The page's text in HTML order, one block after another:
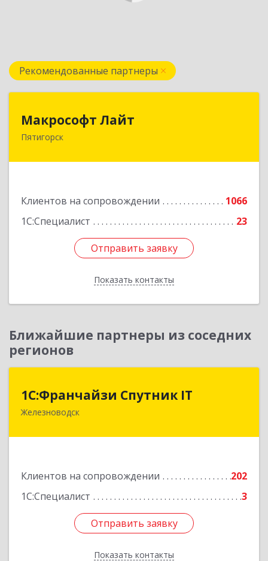
Рекомендованные партнеры
Макрософт Лайт
Пятигорск
Клиентов на сопровождении
1066
1С:Специалист
23
Отправить заявку
Показать контакты
357501, Ставропольский край, Пятигорск г,
Отправить заявку
Назад
Ближайшие партнеры из соседних
регионов
1С:Франчайзи Спутник IT
Железноводск
Клиентов на сопровождении
202
1С:Специалист
3
Отправить заявку
Показать контакты
1С:Франчайзи Спутник IT
357430, Ставропольский край, город-курорт
Подробнее
Отправить заявку
Назад